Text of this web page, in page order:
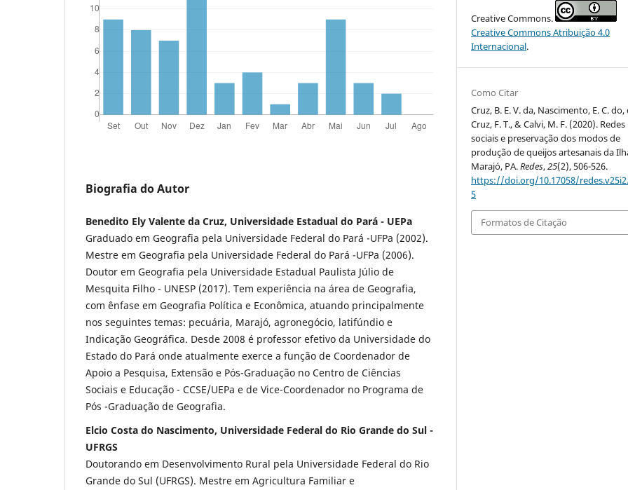
Biografia do Autor
Benedito Ely Valente da Cruz, Universidade Estadual do Pará - UEPa
Graduado em Geografia pela Universidade Federal do Pará -UFPa (2002).
Mestre em Geografia pela Universidade Federal do Pará -UFPa (2006).
Doutor em Geografia pela Universidade Estadual Paulista Júlio de
Mesquita Filho - UNESP (2017). Tem experiência na área de Geografia,
com ênfase em Geografia Política e Econômica, atuando principalmente
nos seguintes temas: pecuária, Marajó, agronegócio, latifúndio e
Indicação Geográfica. Desde 2008 é professor efetivo da Universidade do
Estado do Pará onde atualmente exerce a função de Coordenador de
Apoio a Pesquisa, Extensão e Pós-Graduação no Centro de Ciências
Sociais e Educação - CCSE/UEPa e de Vice-Coordenador no Programa de
Pós -Graduação de Geografia.
Elcio Costa do Nascimento, Universidade Federal do Rio Grande do Sul -
UFRGS
Doutorando em Desenvolvimento Rural pela Universidade Federal do Rio
Grande do Sul (UFRGS). Mestre em Agricultura Familiar e
Creative Commons.
Creative Commons Atribuição 4.0
Internacional.
Como Citar
Cruz, B. E. V. da, Nascimento, E. C. do,
Cruz, F. T., & Calvi, M. F. (2020). Redes
sociais e preservação dos modos de
produção de queijos artesanais da
Marajó, PA.Redes,25(2), 506-526.
https://doi.org/10.17058/
5
Formatos de Citação